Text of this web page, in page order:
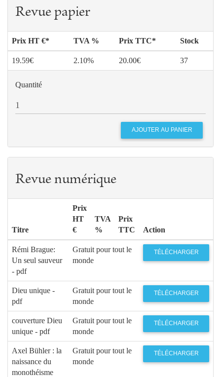
Revue papier
Prix HT €* TVA % Prix TTC* Stock
19.59€ 2.10% 20.00€ 37
Quantité
Revue numérique
Titre
Prix
HT
€
TVA
%
Prix
TTC
Action
Rémi Brague:
Un seul sauveur
- pdf
Gratuit pour tout le
monde
TÉLÉCHARGER
Dieu unique -
pdf
Gratuit pour tout le
monde
TÉLÉCHARGER
couverture Dieu
unique - pdf
Gratuit pour tout le
monde
TÉLÉCHARGER
Axel Bühler : la
naissance du
monothéisme
Gratuit pour tout le
monde
TÉLÉCHARGER